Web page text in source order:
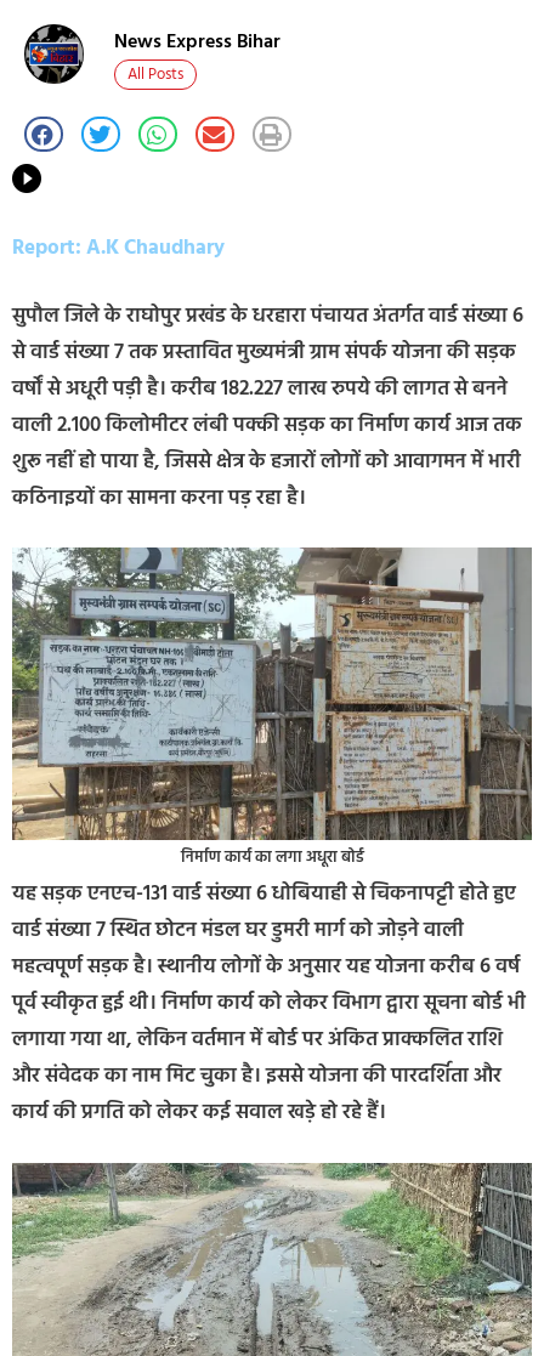
News Express Bihar
All Posts
Report: A.K Chaudhary
सुपौल जिले के राघोपुर प्रखंड के धरहारा पंचायत अंतर्गत वार्ड संख्या 6
से वार्ड संख्या 7 तक प्रस्तावित मुख्यमंत्री ग्राम संपर्क योजना की सड़क
वर्षों से अधूरी पड़ी है। करीब 182.227 लाख रुपये की लागत से बनने
वाली 2.100 किलोमीटर लंबी पक्की सड़क का निर्माण कार्य आज तक
शुरू नहीं हो पाया है, जिससे क्षेत्र के हजारों लोगों को आवागमन में भारी
कठिनाइयों का सामना करना पड़ रहा है।
निर्माण कार्य का लगा अधूरा बोर्ड
यह सड़क एनएच-131 वार्ड संख्या 6 धोबियाही से चिकनापट्टी होते हुए
वार्ड संख्या 7 स्थित छोटन मंडल घर डुमरी मार्ग को जोड़ने वाली
महत्वपूर्ण सड़क है। स्थानीय लोगों के अनुसार यह योजना करीब 6 वर्ष
पूर्व स्वीकृत हुई थी। निर्माण कार्य को लेकर विभाग द्वारा सूचना बोर्ड भी
लगाया गया था, लेकिन वर्तमान में बोर्ड पर अंकित प्राक्कलित राशि
और संवेदक का नाम मिट चुका है। इससे योजना की पारदर्शिता और
कार्य की प्रगति को लेकर कई सवाल खड़े हो रहे हैं।